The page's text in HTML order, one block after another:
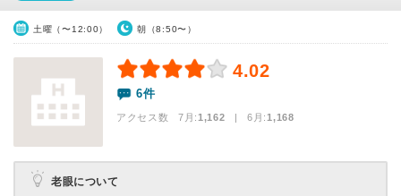
土曜（〜12:00） 朝（8:50〜）
4.02
6件
アクセス数 7月:1,162 | 6月:1,168
老眼について